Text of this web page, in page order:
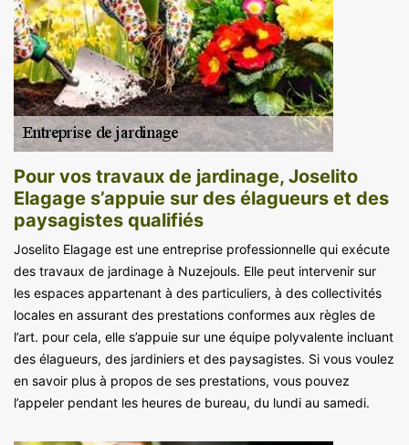
Pour vos travaux de jardinage, Joselito
Elagage s’appuie sur des élagueurs et des
paysagistes qualifiés
Joselito Elagage est une entreprise professionnelle qui exécute
des travaux de jardinage à Nuzejouls. Elle peut intervenir sur
les espaces appartenant à des particuliers, à des collectivités
locales en assurant des prestations conformes aux règles de
l’art. pour cela, elle s’appuie sur une équipe polyvalente incluant
des élagueurs, des jardiniers et des paysagistes. Si vous voulez
en savoir plus à propos de ses prestations, vous pouvez
l’appeler pendant les heures de bureau, du lundi au samedi.